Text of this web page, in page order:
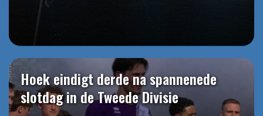
Hoek eindigt derde na spannenede
slotdag in de Tweede Divisie